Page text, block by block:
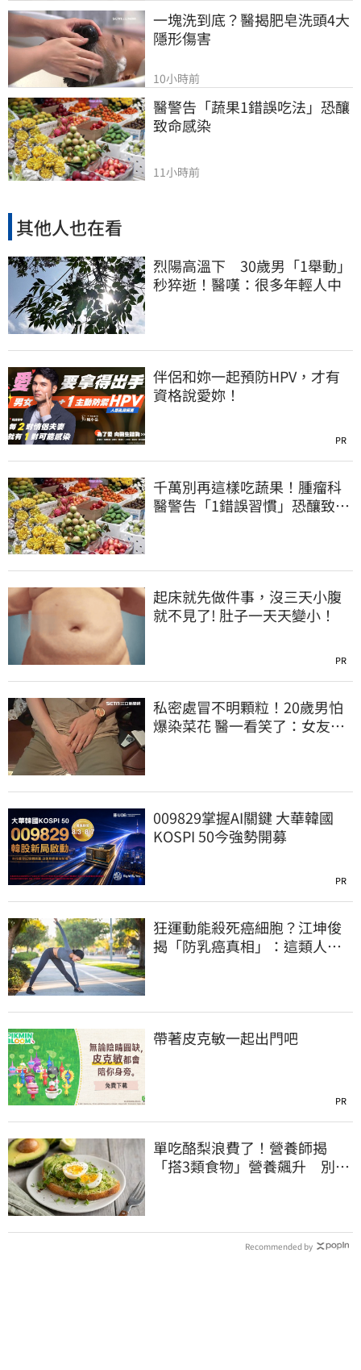
一塊洗到底？醫揭肥皂洗頭4大
隱形傷害
10小時前
醫警告「蔬果1錯誤吃法」恐釀
致命感染
11小時前
其他人也在看
烈陽高溫下 30歲男「1舉動」
秒猝逝！醫嘆：很多年輕人中
伴侶和妳一起預防HPV，才有
資格說愛妳！
PR
千萬別再這樣吃蔬果！腫瘤科
醫警告「1錯誤習慣」恐釀致命
起床就先做件事，沒三天小腹
就不見了! 肚子一天天變小！
PR
私密處冒不明顆粒！20歲男怕
爆染菜花 醫一看笑了：女友常
009829掌握AI關鍵 大華韓國
KOSPI 50今強勢開募
PR
狂運動能殺死癌細胞？江坤俊
揭「防乳癌真相」：這類人可
帶著皮克敏一起出門吧
PR
單吃酪梨浪費了！營養師揭
「搭3類食物」營養飆升 別再
Recommended by